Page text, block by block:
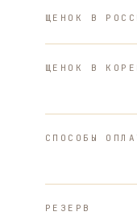
ЩЕНОК В
ЩЕНОК В
СПОСОБЫ
РЕЗЕРВ